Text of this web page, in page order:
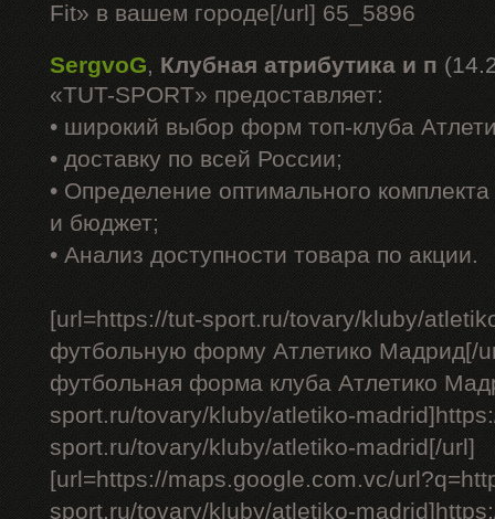
Fit» в вашем городе[/url] 65_5896
SergvoG, Клубная атрибутика и п
«TUT-SPORT» предоставляет:
• широкий выбор форм топ-клуба
• доставку по всей России;
• Определение оптимального
и бюджет;
• Анализ доступности товара по акции.
[url=https://tut-sport.ru/tovary/kluby/
футбольную форму Атлетико Мадрид[/
футбольная форма клуба Атлетико
sport.ru/tovary/kluby/atletiko-
sport.ru/tovary/kluby/atletiko-madrid[/url]
[url=https://maps.google.com.vc/
sport.ru/tovary/kluby/atletiko-